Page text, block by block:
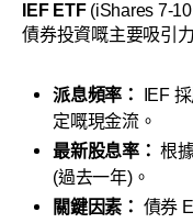
IEF ETF(iShares 7-
債券投資嘅主要吸引力
派息頻率： IEF
定嘅現金流。
最新股息率： 根
(過去一年)。
關鍵因素： 債券